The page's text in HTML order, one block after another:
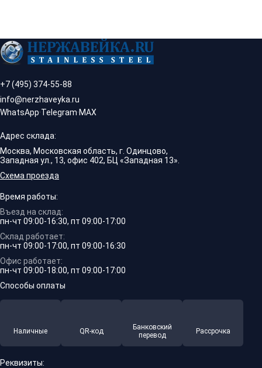
+7 (495) 374-55-88
info@nerzhaveyka.ru
WhatsApp·Telegram·MAX
Адрес склада:
Москва, Московская область, г. Одинцово,
Западная ул., 13, офис 402, БЦ «Западная 13».
Схема проезда
Время работы:
Въезд на склад:
пн-чт 09:00-16:30, пт 09:00-17:00
Склад работает:
пн-чт 09:00-17:00, пт 09:00-16:30
Офис работает:
пн-чт 09:00-18:00, пт 09:00-17:00
Способы оплаты
Наличные QR-код
Банковский
перевод
Рассрочка
Реквизиты: